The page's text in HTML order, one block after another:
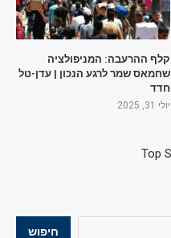
חיפוש
קלף ההרעבה: המניפולציה
שחמאס שמר לרגע הנכון | עדן-טל
חדד
יולי 31, 2025